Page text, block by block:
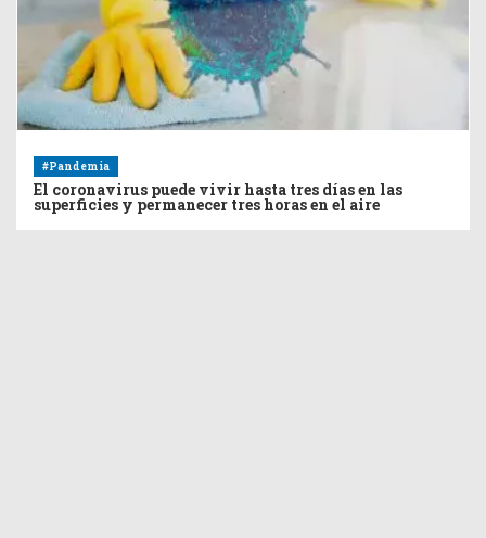
#Pandemia
El coronavirus puede vivir hasta tres días en las
superficies y permanecer tres horas en el aire